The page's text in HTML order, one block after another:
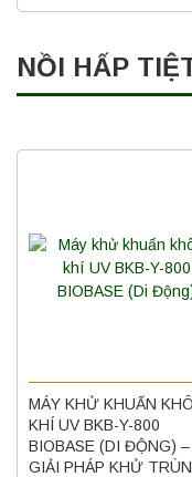
NỒI HẤP
MÁY KHỬ KHUẨN
KHÍ UV BKB-Y-800
BIOBASE (DI ĐỘNG) –
GIẢI PHÁP KHỬ